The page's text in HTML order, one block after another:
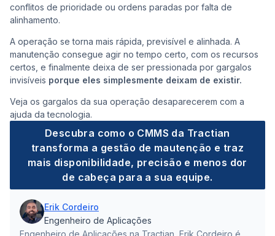
conflitos de prioridade ou ordens paradas por falta de
alinhamento.
A operação se torna mais rápida, previsível e alinhada. A
manutenção consegue agir no tempo certo, com os recursos
certos, e finalmente deixa de ser pressionada por gargalos
invisíveis porque eles simplesmente deixam de existir.
Veja os gargalos da sua operação desaparecerem com a
ajuda da tecnologia.
Descubra como o CMMS da Tractian
transforma a gestão de mautenção e traz
mais disponibilidade, precisão e menos dor
de cabeça para a sua equipe.
Erik Cordeiro
Engenheiro de Aplicações
Engenheiro de Aplicações na Tractian, Erik Cordeiro é